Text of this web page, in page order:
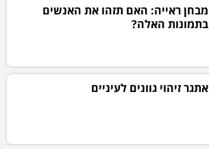
מבחן ראייה: האם תזהו את האנשים
בתמונות האלה?
אתגר זיהוי גוונים לעיניים